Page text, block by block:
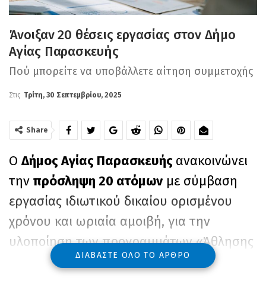
Άνοιξαν 20 θέσεις εργασίας στον Δήμο
Αγίας Παρασκευής
Πού μπορείτε να υποβάλλετε αίτηση συμμετοχής
Στις Τρίτη, 30 Σεπτεμβρίου, 2025
Share
ΟΔήμος Αγίας Παρασκευής ανακοινώνει
την πρόσληψη 20 ατόμων με σύμβαση
εργασίας ιδιωτικού δικαίου ορισμένου
χρόνου και ωριαία αμοιβή, για την
υλοποίηση των προγραμμάτων «Άθλησης
για Όλους» για την περίοδο 2025-2026. Οι
ΔΙΑΒΆΣΤΕ ΌΛΟ ΤΟ ΆΡΘΡΟ